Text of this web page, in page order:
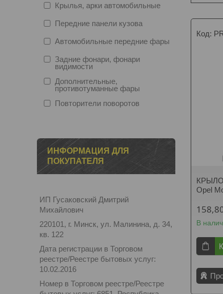
Opel
В
Крылья, арки автомобильные
Передние панели кузова
Автомобильные передние фары
Задние фонари, фонари
видимости
Дополнительные,
противотуманные фары
Повторители поворотов
ИНФОРМАЦИЯ ДЛЯ
ПОКУПАТЕЛЯ
ИП Гусаковский Дмитрий
Михайлович
220101, г. Минск, ул. Малинина, д. 34,
кв. 122
Дата регистрации в Торговом
реестре/Реестре бытовых услуг:
10.02.2016
Номер в Торговом реестре/Реестре